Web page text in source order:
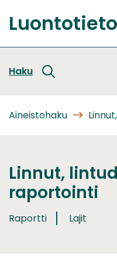
sisältöön
Etusivu
Luontotieto
Haku
Aineistohaku
Linnut,
raportointi
Raportti Lajit